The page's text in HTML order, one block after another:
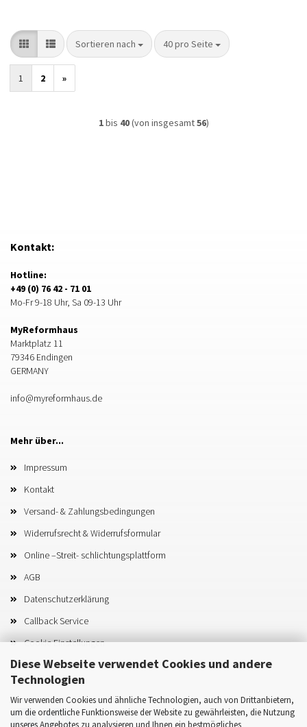
Diese Webseite verwendet Cookies und andere
Technologien
Wir verwenden Cookies und ähnliche Technologien, auch von Drittanbietern,
um die ordentliche Funktionsweise der Website zu gewährleisten, die Nutzung
unseres Angebotes zu analysieren und Ihnen ein bestmögliches
Sortieren nach
Sortieren nach 40 pro Seite
pro Seite
1 2 »
1bis 40(von insgesamt56)
Kontakt:
Hotline:
+49 (0) 76 42 - 71 01
Mo-Fr 9-18 Uhr, Sa 09-13 Uhr
MyReformhaus
Marktplatz 11
79346 Endingen
GERMANY
info@myreformhaus.de
Mehr über...
Impressum
Kontakt
Versand- & Zahlungsbedingungen
Widerrufsrecht & Widerrufsformular
Online –Streit- schlichtungsplattform
AGB
Datenschutzerklärung
Callback Service
Cookie Einstellungen